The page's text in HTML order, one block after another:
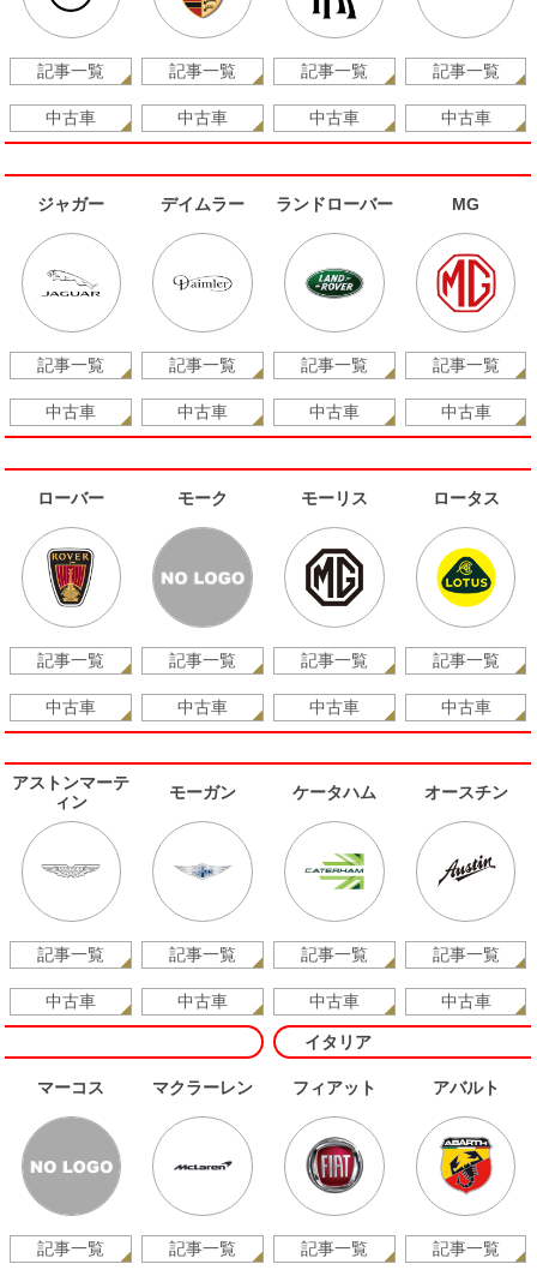
記事一覧
中古車
記事一覧
中古車
記事一覧
中古車
記事一覧
中古車
ジャガー
記事一覧
中古車
デイムラー
記事一覧
中古車
ランドローバー
記事一覧
中古車
MG
記事一覧
中古車
ローバー
記事一覧
中古車
モーク
記事一覧
中古車
モーリス
記事一覧
中古車
ロータス
記事一覧
中古車
アストンマーテ
ィン
記事一覧
中古車
モーガン
記事一覧
中古車
ケータハム
記事一覧
中古車
オースチン
記事一覧
中古車
マーコス
記事一覧
マクラーレン
記事一覧
イタリア
フィアット
記事一覧
アバルト
記事一覧